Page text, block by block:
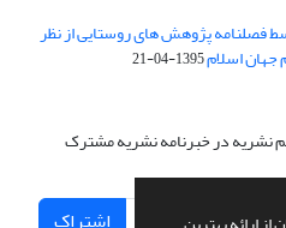
فصلنامه پژوهش های روستایی از نظر
جهان اسلام1395-04-21
نشریه در خبرنامه نشریه مشترک
اشتراک